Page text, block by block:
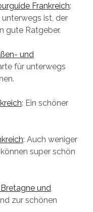
Frankreich:
ist, der
gute Ratgeber.
und
für unterwegs
: Ein schöner
: Auch weniger
super schön
und
zur schönen